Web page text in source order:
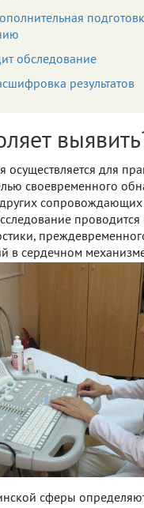
обследование
результатов
осуществляется для
своевременного
сопровождающих
в сердечном
сферы